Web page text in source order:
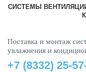
СИСТЕМЫ
Поставка и монтаж
увлажнения и
+7 (8332) 25-